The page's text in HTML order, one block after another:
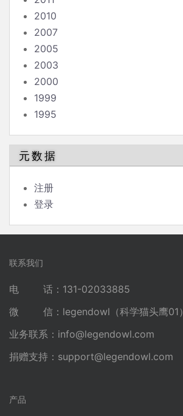
2010
2007
2005
2003
2000
1999
1995
元数据
注册
登录
联系我们
电 话：131-02033885
微 信：legendowl（科学猫头鹰01）
业务联系： info@legendowl.com
捐赠支持： support@legendowl.com
产品